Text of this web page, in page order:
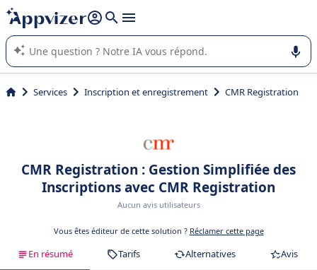
répondre (plusieurs lignes avec
L'IA de Appvizer vous guide dans l'utilisation ou la sélection de
logiciel SaaS en entreprise.
Services Inscription et enregistrement CMR Registration
CMR Registration : Gestion Simplifiée des
Inscriptions avec CMR Registration
Aucun avis utilisateurs
Vous êtes éditeur de cette solution ? Réclamer cette page
En résumé Tarifs Alternatives Avis